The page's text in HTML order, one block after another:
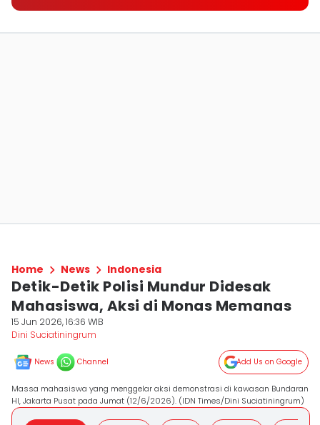
Home News Indonesia
Detik-Detik Polisi Mundur Didesak
Mahasiswa, Aksi di Monas Memanas
15 Jun 2026, 16:36 WIB
Dini Suciatiningrum
News Channel Add Us on Google
Massa mahasiswa yang menggelar aksi demonstrasi di kawasan Bundaran
HI, Jakarta Pusat pada Jumat (12/6/2026). (IDN Times/Dini Suciatiningrum)